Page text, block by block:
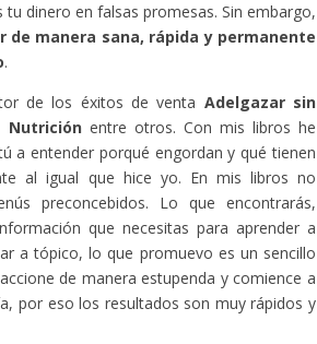
dinero en falsas promesas. Sin embargo,
de manera sana, rápida y permanente
.
de los éxitos de venta Adelgazar sin
Nutriciónentre otros. Con mis libros he
a entender porqué engordan y qué tienen
al igual que hice yo. En mis libros no
preconcebidos. Lo que encontrarás,
que necesitas para aprender a
a tópico, lo que promuevo es un sencillo
de manera estupenda y comience a
por eso los resultados son muy rápidos y